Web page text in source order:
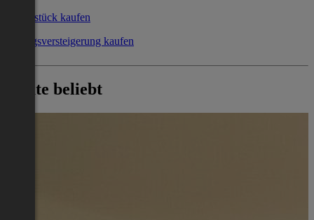
Grundstück kaufen
Zwangsversteigerung kaufen
Heute beliebt